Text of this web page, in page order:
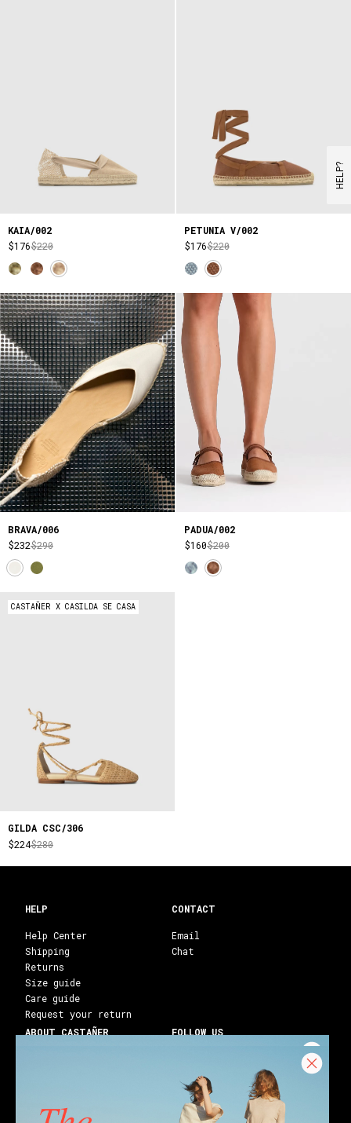
KAIA/002
$176$220
PETUNIA V/002
$176$220
BRAVA/006
$232$290
PADUA/002
$160$200
CASTAÑER X CASILDA SE CASA
GILDA CSC/306
$224$280
CONTACT
Email
Chat
HELP
Help Center
Shipping
Returns
Size guide
Care guide
Request your return
ABOUT CASTAÑER
Franchises
FOLLOW US
Facebook
Youtube
Blog
HELP?